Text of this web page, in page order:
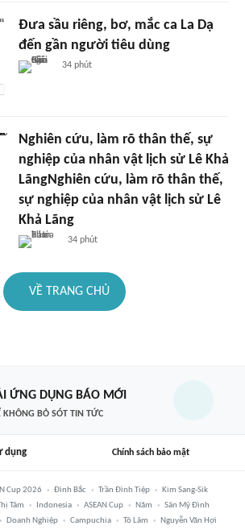
Đưa sầu riêng, bơ, mắc ca La Dạ
đến gần người tiêu dùng
34 phút
Nghiên cứu, làm rõ thân thế, sự
nghiệp của nhân vật lịch sử Lê Khả
LãngNghiên cứu, làm rõ thân thế,
sự nghiệp của nhân vật lịch sử Lê
Khả Lãng
34 phút
VỀ TRANG CHỦ
ỨNG DỤNG BÁO MỚI
KHÔNG BỎ SÓT TIN TỨC
dụng Chính sách bảo mật
Cup 2026 Đình Bắc Trần Đình Tiệp
Kim Sang-Sik
Tâm Indonesia ASEAN Cup Năm
Sân Mỹ Đình
Doanh Nghiệp Campuchia Tô Lâm Nguyễn Văn Hợi